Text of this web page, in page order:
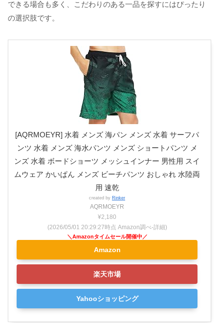
できる場合も多く、こだわりのある一品を探すにはぴったり
の選択肢です。
[AQRMOEYR] 水着 メンズ 海パン メンズ 水着 サーフパ
ンツ 水着 メンズ 海水パンツ メンズ ショートパンツ メ
ンズ 水着 ボードショーツ メッシュインナー 男性用 スイ
ムウェア かいぱん メンズ ビーチパンツ おしゃれ 水陸両
用 速乾
created by Rinker
AQRMOEYR
¥2,180
(2026/05/01 20:29:27時点 Amazon調べ-詳細)
Amazon
楽天市場
Yahooショッピング